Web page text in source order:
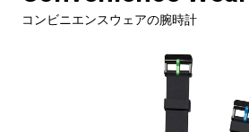
コンビニエンスウェアの腕時計